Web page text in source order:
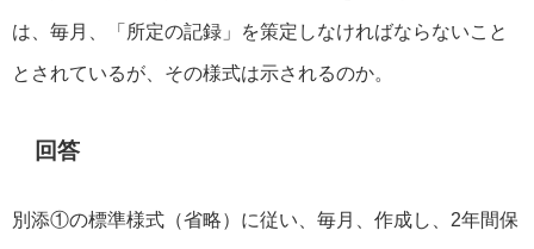
は、毎月、「所定の記録」を策定しなければならないこと
とされているが、その様式は示されるのか。
回答
別添①の標準様式（省略）に従い、毎月、作成し、2年間保